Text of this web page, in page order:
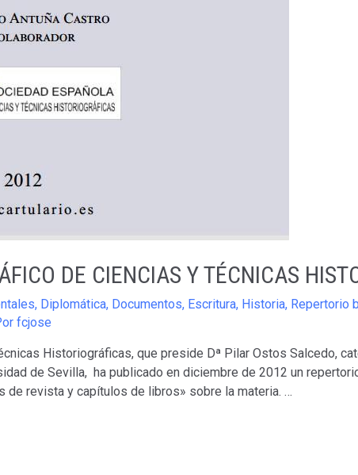
DE CIENCIAS Y TÉCNICAS
, Diplomática, Documentos, Escritura, Historia, Repertorio
fcjose
Historiográficas, que preside Dª Pilar Ostos Salcedo,
de Sevilla, ha publicado en diciembre de 2012 un
de revista y capítulos de libros» sobre la materia. …